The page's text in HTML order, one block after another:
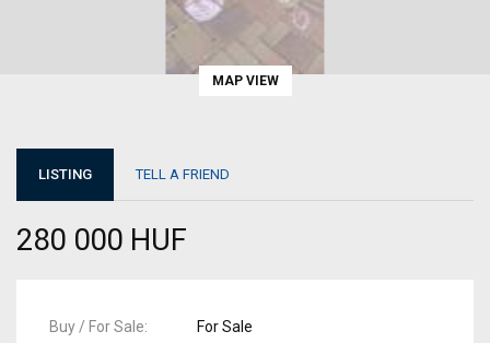
MAP VIEW
LISTING TELL A FRIEND
280 000 HUF
Buy / For Sale
For Sale